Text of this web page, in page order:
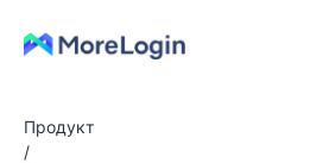
Продукт
/